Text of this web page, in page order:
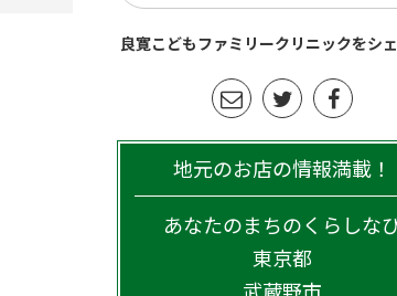
良寛こどもファミリークリニックをシ
地元のお店の情報満載！
あなたのまちのくらしな
東京都
武蔵野市